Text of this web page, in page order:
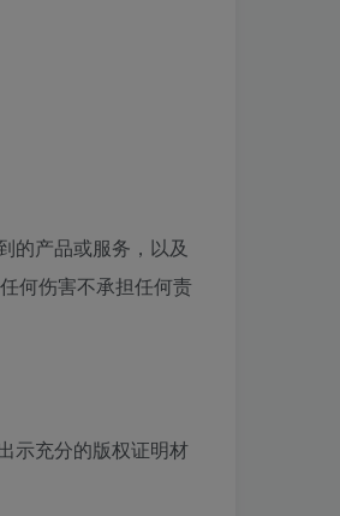
的产品或服务，以及
何伤害不承担任何责
示充分的版权证明材